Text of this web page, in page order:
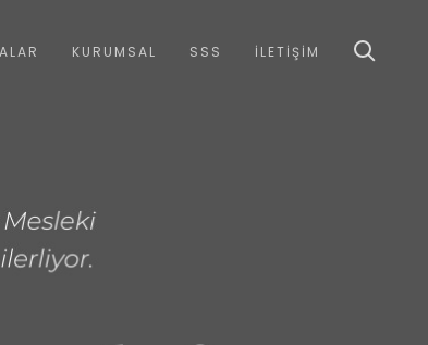
KURUMSAL SSS İLETİŞİM